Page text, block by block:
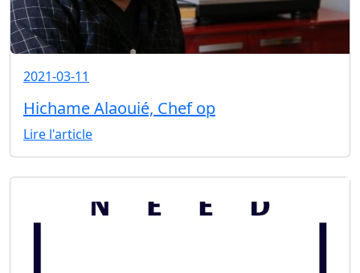
2021-03-11
Hichame Alaouié, Chef op
Lire l'article